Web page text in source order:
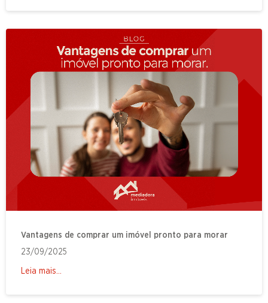
Vantagens de comprar um imóvel pronto para morar
23/09/2025
Leia mais...